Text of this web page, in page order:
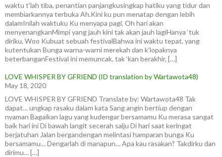
waktu t’lah tiba, penantian panjangkusingkap hatiku yang tidur dan
membiarkannya terbuka Ah.Kini ku pun menatap dengan lebih
dalamInilah waktuku Ku menyapa pagi, Oh hari akan
menyenangkanMimpi yang jauh kini tak akan jauh lagiHanya ‘tuk
diriku, Woo Kubuat sebuah festivalBahwa ini waktu tepat, yang
kutentukan Bunga warna-warni merekah dan k’lopaknya
beterbanganFestival ini memuncak, tak ‘kan berakhir, […]
LOVE WHISPER BY GFRIEND (ID translation by Wartawota48)
May 18, 2020
LOVE WHISPER BY GFRIEND Translate by: Wartawota48 Tak
dapat… ungkap rasaku dalam kata Sang angin bertiup dengan
nyaman Bagaikan lagu yang kudengar bersamamu Ku merasa sangat
baik hari ini Di bawah langit secerah salju Di hari saat keringat
berjatuhan Jalan bergandengan melintasi hamparan bunga Ku
bersamamu… Dengarlah di manapun… Apa kau rasakan? Takdirku dan
dirimu… […]